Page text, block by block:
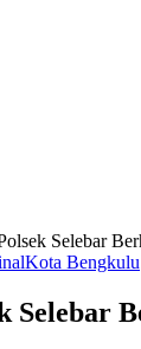
Selebar
Kota Bengkulu
Selebar